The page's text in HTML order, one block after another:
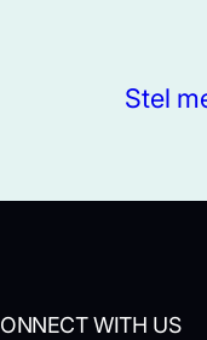
Stel
WITH US